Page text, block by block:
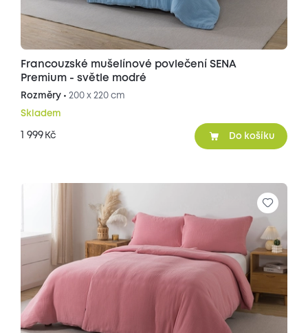
Francouzské mušelínové povlečení SENA
Premium - světle modré
Rozměry • 200 x 220 cm
Skladem
1 999 Kč Do košíku